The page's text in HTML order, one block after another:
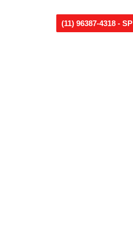
(11) 96387-4318 - SP